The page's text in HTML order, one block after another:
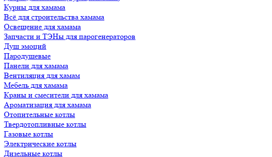
Курны для хамама
Всё для строительства хамама
Освещение для хамама
Запчасти и ТЭНы для парогенераторов
Душ эмоций
Пародушевые
Панели для хамама
Вентиляция для хамам
Мебель для хамама
Краны и смесители для хамама
Ароматизация для хамама
Отопительные котлы
Твердотопливные котлы
Газовые котлы
Электрические котлы
Дизельные котлы